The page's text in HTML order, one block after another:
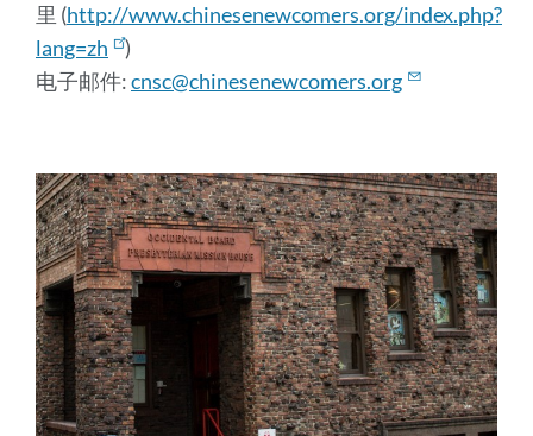
里 (http://www.chinesenewcomers.org/index.php?
lang=zh
)
电子邮件:cnsc@chinesenewcomers.org